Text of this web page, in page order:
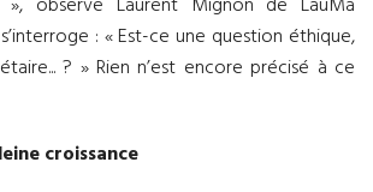
: « Est-ce une question éthique,
? » Rien n’est encore précisé à ce
croissance